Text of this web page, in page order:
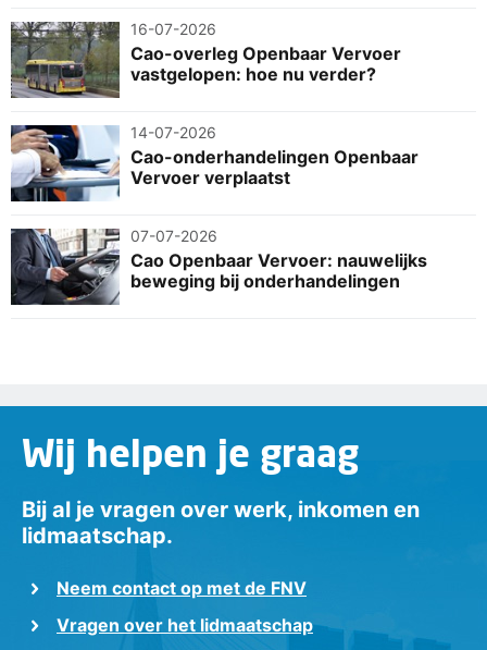
16-07-2026
Cao-overleg Openbaar Vervoer
vastgelopen: hoe nu verder?
14-07-2026
Cao-onderhandelingen Openbaar
Vervoer verplaatst
07-07-2026
Cao Openbaar Vervoer: nauwelijks
beweging bij onderhandelingen
Wij helpen je graag
Bij al je vragen over werk, inkomen en
lidmaatschap.
Neem contact op met de FNV
Vragen over het lidmaatschap